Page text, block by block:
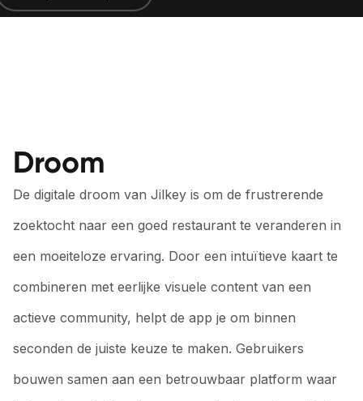
Droom
De digitale droom van Jilkey is om de frustrerende
zoektocht naar een goed restaurant te veranderen in
een moeiteloze ervaring. Door een intuïtieve kaart te
combineren met eerlijke visuele content van een
actieve community, helpt de app je om binnen
seconden de juiste keuze te maken. Gebruikers
bouwen samen aan een betrouwbaar platform waar